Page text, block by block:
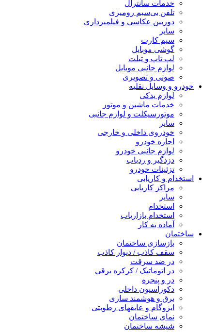
خدمات سانترال
تلفن بی‌سیم رومیزی
دوربین عکاسی و فیلمبرداری
سایر
سیم کارت
گوشی موبایل
لپ تاپ و تبلت
لوازم جانبی موبایل
صوتی و تصویری
خودرو و وسایل نقلیه
لوازم یدکی
خدمات ماشین و موتور
موتورسیکلت و لوازم جانبی
سایر
خودروی داخلی و خارجی
اجاره خودرو
لوازم جانبی خودرو
دزدگیر و ردیاب
تزئینات خودرو
استخدام و کاریابی
مراکز کاریابی
سایر
استخدام
استخدام بازاریاب
آماده به کار
ساختمان
بازسازی ساختمان
سقف کاذب / دیوار کاذب
در ضد سرقت
در اتوماتیک / کرکره برقی
در و پنجره
دکوراسیون داخلی
برق و هوشمند سازی
ایزوگام و عایقهای رطوبتی
نمای ساختمان
شیشه ساختمان